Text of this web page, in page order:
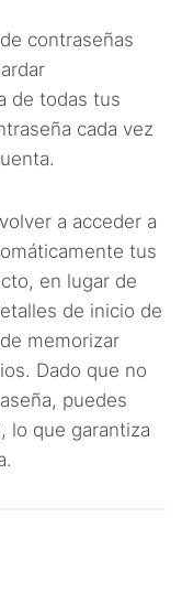
contraseñas
de todas tus
cada vez
a acceder a
tus
en lugar de
de inicio de
memorizar
Dado que no
puedes
lo que garantiza